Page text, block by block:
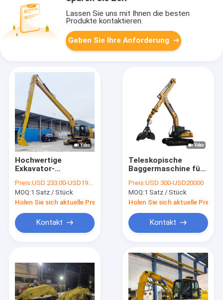
Lassen Sie uns mit Ihnen die besten
Produkte kontaktieren.
Geben Sie Ihre Anforderung
Hochwertige
Exkavator-
Boom-Hersteller
Preis:USD 233.00-USD19900.00
MOQ:1 Satz / Stück
Holen Sie sich aktuelle Preis
Kontakt
Teleskopische
Baggermaschine für
Preis:USD 300-USD20000
MOQ:1 Satz / Stück
Holen Sie sich aktuelle Preis
Kontakt